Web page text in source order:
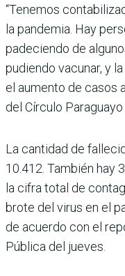
“Tenemos
la pandemia. Hay
padeciendo de
pudiendo vacunar, y
el aumento de casos
del Círculo
La cantidad de
10.412. También hay
la cifra total de
brote del virus en el
de acuerdo con el
Pública del jueves.